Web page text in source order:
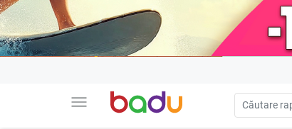
menu